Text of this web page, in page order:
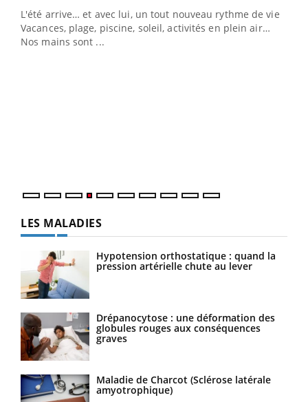
L'été arrive… et avec lui, un tout nouveau rythme de vie !
Vacances, plage, piscine, soleil, activités en plein air…
Nos mains sont ...
LES MALADIES
Hypotension orthostatique : quand la
pression artérielle chute au lever
Drépanocytose : une déformation des
globules rouges aux conséquences
graves
Maladie de Charcot (Sclérose latérale
amyotrophique)